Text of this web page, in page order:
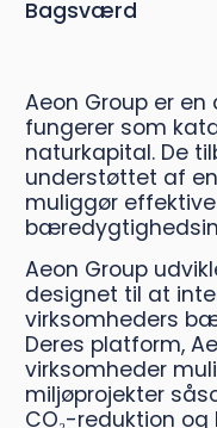
Bagsværd
Aeon Group er
fungerer som
naturkapital. De
understøttet af
muliggør
Aeon Group
designet til at
virksomheders
Deres platform,
virksomheder
miljøprojekter
CO₂-reduktion